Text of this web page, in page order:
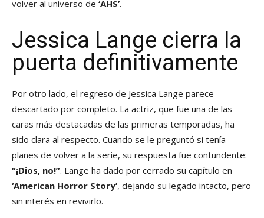
volver al universo de ‘AHS’.
Jessica Lange cierra la
puerta definitivamente
Por otro lado, el regreso de Jessica Lange parece
descartado por completo. La actriz, que fue una de las
caras más destacadas de las primeras temporadas, ha
sido clara al respecto. Cuando se le preguntó si tenía
planes de volver a la serie, su respuesta fue contundente:
“¡Dios, no!”. Lange ha dado por cerrado su capítulo en
‘American Horror Story’, dejando su legado intacto, pero
sin interés en revivirlo.